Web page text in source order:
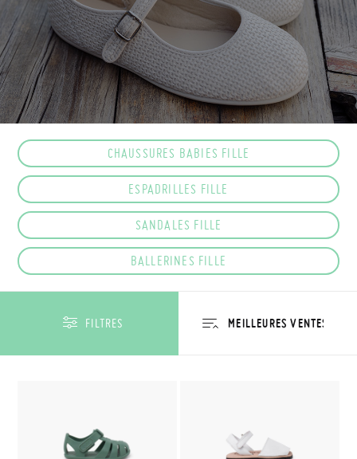
CHAUSSURES BABIES FILLE
ESPADRILLES FILLE
SANDALES FILLE
BALLERINES FILLE
FILTRES